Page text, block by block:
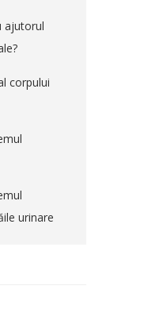
ajutorul
corpului
urinare